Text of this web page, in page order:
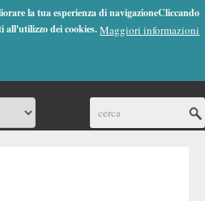
la tua esperienza di navigazioneCliccando
all'utilizzo dei cookies.Maggiori informazioni
(0)